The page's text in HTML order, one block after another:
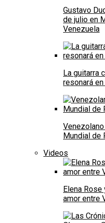
Gustavo
de julio en
Venezuela
La guitarra
resonará
Mundial de
Videos
Elena
amor entre